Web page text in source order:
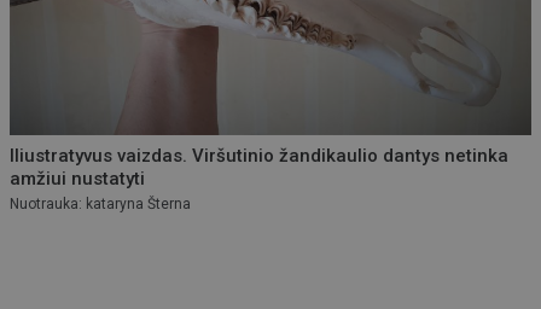
Iliustratyvus vaizdas. Viršutinio žandikaulio dantys netinka
amžiui nustatyti
Nuotrauka: kataryna Šterna